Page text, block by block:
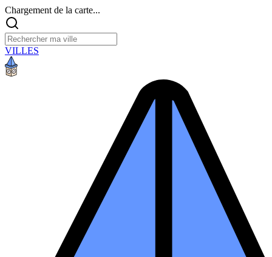
Chargement de la carte...
VILLES